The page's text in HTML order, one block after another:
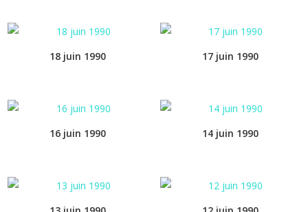
18 juin 1990 17 juin 1990
16 juin 1990 14 juin 1990